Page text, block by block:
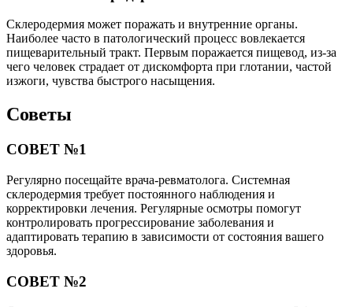
Склеродермия может поражать и внутренние органы.
Наиболее часто в патологический процесс вовлекается
пищеварительный тракт. Первым поражается пищевод, из-за
чего человек страдает от дискомфорта при глотании, частой
изжоги, чувства быстрого насыщения.
Советы
СОВЕТ №1
Регулярно посещайте врача-ревматолога. Системная
склеродермия требует постоянного наблюдения и
корректировки лечения. Регулярные осмотры помогут
контролировать прогрессирование заболевания и
адаптировать терапию в зависимости от состояния вашего
здоровья.
СОВЕТ №2